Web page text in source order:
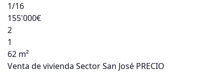
1/16
155'000€
2
1
62 m²
Venta de vivienda Sector San José PRECIO